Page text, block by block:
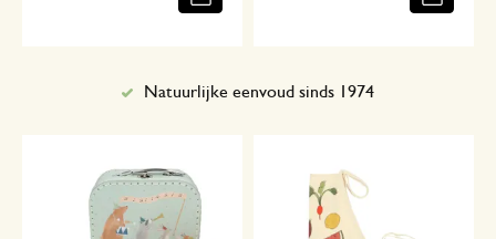
Natuurlijke eenvoud sinds 1974